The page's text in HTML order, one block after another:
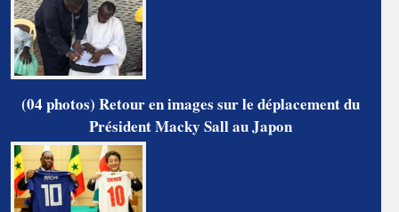
(04 photos) Retour en images sur le déplacement du
Président Macky Sall au Japon